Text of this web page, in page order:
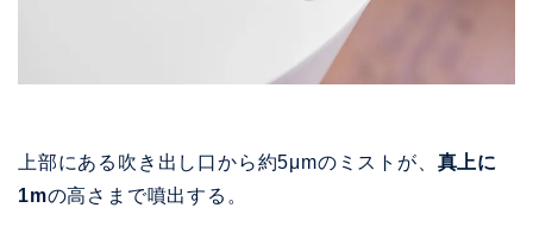
上部にある吹き出し口から約5μmのミストが、 真上に
1mの高さまで噴出する。